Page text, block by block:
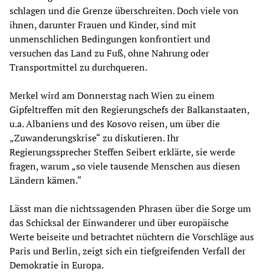
schlagen und die Grenze überschreiten. Doch viele von
ihnen, darunter Frauen und Kinder, sind mit
unmenschlichen Bedingungen konfrontiert und
versuchen das Land zu Fuß, ohne Nahrung oder
Transportmittel zu durchqueren.
Merkel wird am Donnerstag nach Wien zu einem
Gipfeltreffen mit den Regierungschefs der Balkanstaaten,
u.a. Albaniens und des Kosovo reisen, um über die
„Zuwanderungskrise“ zu diskutieren. Ihr
Regierungssprecher Steffen Seibert erklärte, sie werde
fragen, warum „so viele tausende Menschen aus diesen
Ländern kämen.“
Lässt man die nichtssagenden Phrasen über die Sorge um
das Schicksal der Einwanderer und über europäische
Werte beiseite und betrachtet nüchtern die Vorschläge aus
Paris und Berlin, zeigt sich ein tiefgreifenden Verfall der
Demokratie in Europa.